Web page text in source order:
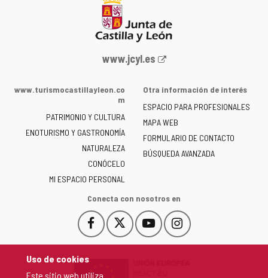
Uso de cookies
Este sitio web utiliza
Portal
la
de
Castilla
y
León
-
www.jcyl.es
www.turismocastillayleon.co
m
PATRIMONIO Y CULTURA
ENOTURISMO Y GASTRONOMÍA
NATURALEZA
CONÓCELO
MI ESPACIO PERSONAL
Otra información de interés
ESPACIO PARA PROFESIONALES
MAPA WEB
FORMULARIO DE CONTACTO
BÚSQUEDA AVANZADA
Conecta con nosotros en
Facebook
Este
enlace
Este
enlace
YouTube
Este
enlace
Instagram
Este
enlace